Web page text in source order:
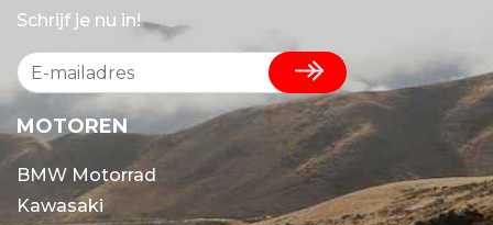
Schrijf je nu in!
MOTOREN
BMW Motorrad
Kawasaki